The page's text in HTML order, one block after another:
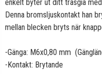
enkelt byter ut ditt trasgia
Denna bromsljuskontakt han
mellan blecken bryts när
-Gänga: M6x0,80 mm
-Kontakt: Brytande